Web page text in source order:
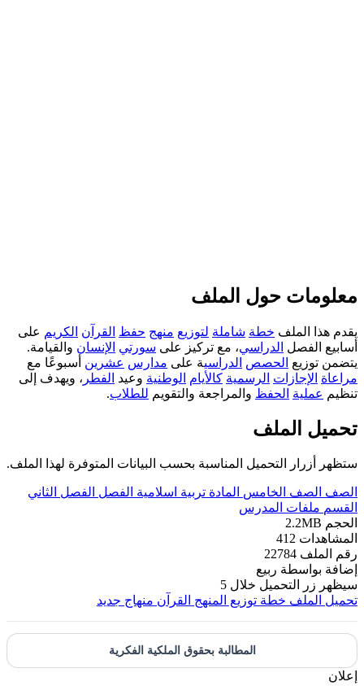
معلومات حول الملف
يقدم هذا الملف خطة شاملة لتوزيع منهج حفظ القرآن الكريم على
أسابيع الفصل الدراسي، مع تركيز على سورتي الإنسانوالقيامة.
يتضمن توزيع الحصص الدراسية على مدارس عشرينأسبوعًا مع
مراعاة
الإجازات الرسمية كالأيام الوطنيةوعيد الفطر ، ويهدف إلى
تنظيم عملية الحفظوالمراجعة والتقويم للطلاب.
تحميل الملف
ستظهر أزرار التحميل المناسبة بحسب البيانات المتوفرة لهذا الملف.
الصف الصف الخامس المادة تربية اسلامية الفصل
الفصل الثاني
القسم ملفات المدرس
الحجم 2.2MB
المشاهدات 412
رقم الملف 22784
إضافة بواسطة ربيع
سيظهر زر التحميل خلال 5
تحميل الملف خطة توزيع المنهج القرآن منهاج جديد
المطالبة بحقوق الملكية الفكرية
إعلان